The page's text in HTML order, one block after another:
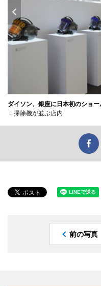
ダイソン、銀座に日本初のショ
＝掃除機が並ぶ店内
前の写真